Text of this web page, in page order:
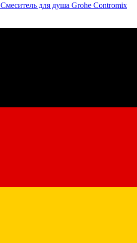
Смеситель для душа Grohe Contromix